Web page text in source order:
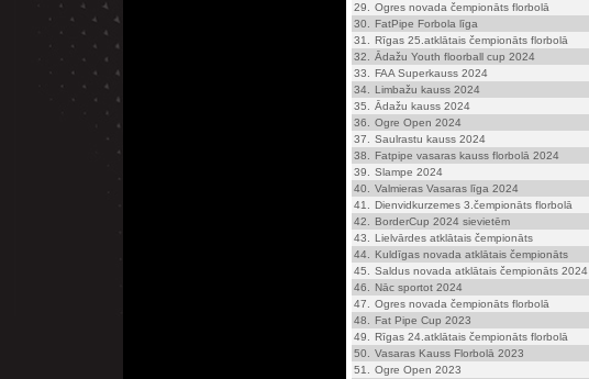
29.
Ogres novada čempionāts florbolā
30.
FatPipe Forbola līga
31.
Rīgas 25.atklātais čempionāts florbolā
32.
Ādažu Youth floorball cup 2024
33.
FAA Superkauss 2024
34.
Limbažu kauss 2024
35.
Ādažu kauss 2024
36.
Ogre Open 2024
37.
Saulrastu kauss 2024
38.
Fatpipe vasaras kauss florbolā 2024
39.
Slampe 2024
40.
Valmieras Vasaras līga 2024
41.
Dienvidkurzemes 3.čempionāts florbolā
42.
BorderCup 2024 sievietēm
43.
Lielvārdes atklātais čempionāts
44.
Kuldīgas novada atklātais čempionāts
45.
Saldus novada atklātais čempionāts 2024
46.
Nāc sportot 2024
47.
Ogres novada čempionāts florbolā
48.
Fat Pipe Cup 2023
49.
Rīgas 24.atklātais čempionāts florbolā
50.
Vasaras Kauss Florbolā 2023
51.
Ogre Open 2023